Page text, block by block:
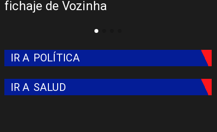
fichaje de Vozinha
IR A POLÍTICA
IR A SALUD